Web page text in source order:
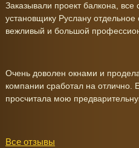
Заказывали проект балкона, все
установщику Руслану
вежливый и большой
Очень доволен окнами и
компании сработал на отлично.
просчитала мою
Все отзывы